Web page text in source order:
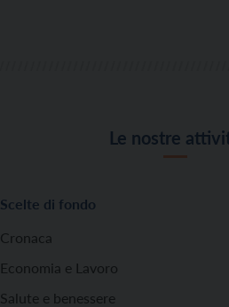
Le nostre
Scelte di fondo
Cronaca
Economia e Lavoro
Salute e benessere